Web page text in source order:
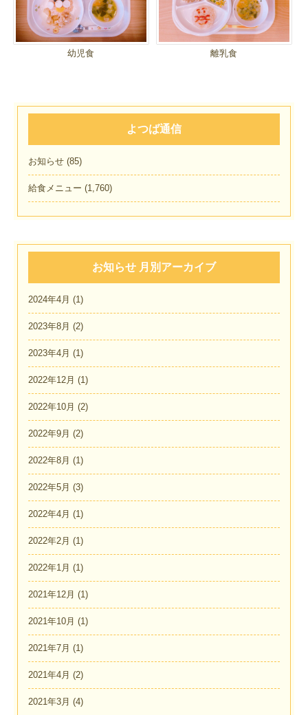
幼児食 離乳食
よつば通信
お知らせ (85)
給食メニュー (1,760)
お知らせ 月別アーカイブ
2024年4月 (1)
2023年8月 (2)
2023年4月 (1)
2022年12月 (1)
2022年10月 (2)
2022年9月 (2)
2022年8月 (1)
2022年5月 (3)
2022年4月 (1)
2022年2月 (1)
2022年1月 (1)
2021年12月 (1)
2021年10月 (1)
2021年7月 (1)
2021年4月 (2)
2021年3月 (4)